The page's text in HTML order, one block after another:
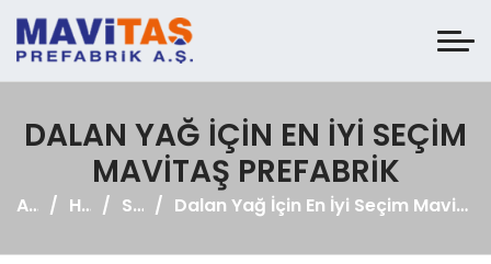
DALAN YAĞ İÇIN EN İYI SEÇIM
MAVITAŞ PREFABRIK
Anasayfa Haberler Sosyal Medya Dalan Yağ İçin En İyi Seçim Mavitaş Prefabrik